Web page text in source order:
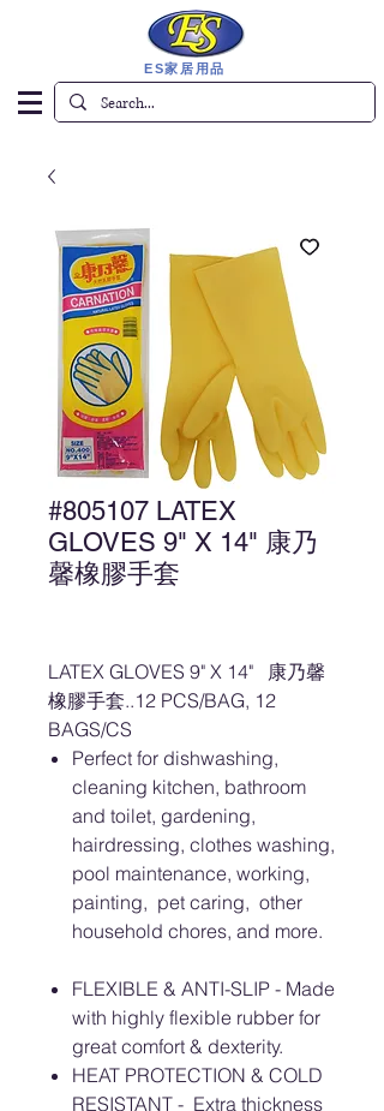
ES家居用品
#805107 LATEX
GLOVES 9" X 14" 康乃
馨橡膠手套
LATEX GLOVES 9" X 14" 康乃馨
橡膠手套..12 PCS/BAG, 12
BAGS/CS
Perfect for dishwashing,
cleaning kitchen, bathroom
and toilet, gardening,
hairdressing, clothes washing,
pool maintenance, working,
painting, pet caring, other
household chores, and more.
FLEXIBLE & ANTI-SLIP - Made
with highly flexible rubber for
great comfort & dexterity.
HEAT PROTECTION & COLD
RESISTANT - Extra thickness